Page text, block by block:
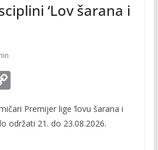
‘Lov šarana i
C
o
pPremijer lige ‘lovu šarana i
održati 21. do 23.08.2026.